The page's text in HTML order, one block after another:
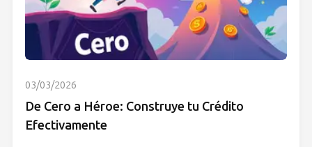
03/03/2026
De Cero a Héroe: Construye tu Crédito
Efectivamente